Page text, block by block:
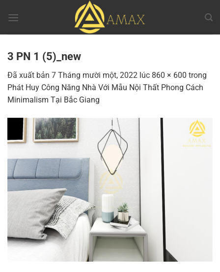
đến
3 PN 1 (5)_new
Đã xuất bản 7 Tháng mười một, 2022 lúc 860 × 600 trong
Phát Huy Công Năng Nhà Với Mẫu Nội Thất Phong Cách
Minimalism Tại Bắc Giang